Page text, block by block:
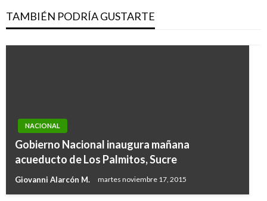
TAMBIÉN PODRÍA GUSTARTE
NACIONAL
Gobierno Nacional inaugura mañana
acueducto de Los Palmitos, Sucre
Giovanni Alarcón M. martes noviembre 17, 2015